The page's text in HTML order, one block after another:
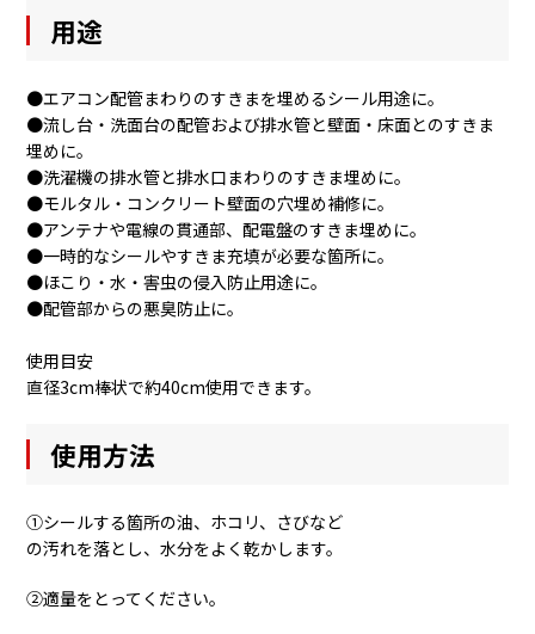
用途
●エアコン配管まわりのすきまを埋めるシール用途に。
●流し台・洗面台の配管および排水管と壁面・床面とのすきま
埋めに。
●洗濯機の排水管と排水口まわりのすきま埋めに。
●モルタル・コンクリート壁面の穴埋め補修に。
●アンテナや電線の貫通部、配電盤のすきま埋めに。
●一時的なシールやすきま充填が必要な箇所に。
●ほこり・水・害虫の侵入防止用途に。
●配管部からの悪臭防止に。
使用目安
直径3cm棒状で約40cm使用できます。
使用方法
①シールする箇所の油、ホコリ、さびなど
の汚れを落とし、水分をよく乾かします。
②適量をとってください。